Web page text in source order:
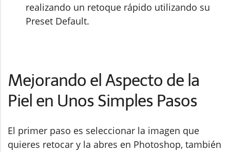
realizando un retoque rápido utilizando su
Preset Default.
Mejorando el Aspecto de la
Piel en Unos Simples Pasos
El primer paso es seleccionar la imagen que
quieres retocar y la abres en Photoshop, también